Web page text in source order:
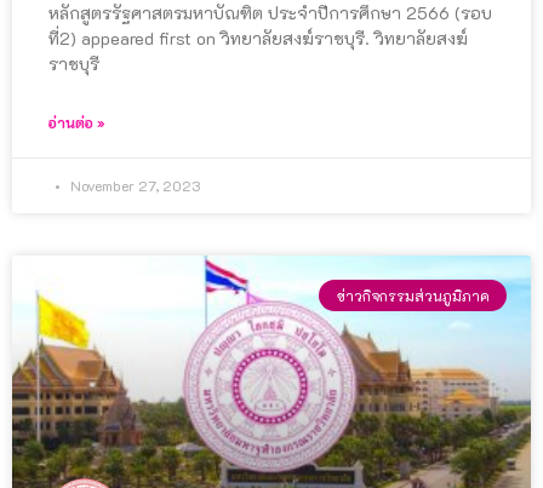
หลักสูตรรัฐศาสตรมหาบัณฑิต ประจำปีการศึกษา 2566 (รอบ
ที่2) appeared first on วิทยาลัยสงฆ์ราชบุรี. วิทยาลัยสงฆ์
ราชบุรี
อ่านต่อ »
November 27, 2023
ข่าวกิจกรรมส่วนภูมิภาค